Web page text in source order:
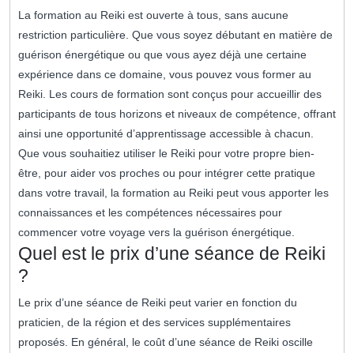
La formation au Reiki est ouverte à tous, sans aucune
restriction particulière. Que vous soyez débutant en matière de
guérison énergétique ou que vous ayez déjà une certaine
expérience dans ce domaine, vous pouvez vous former au
Reiki. Les cours de formation sont conçus pour accueillir des
participants de tous horizons et niveaux de compétence, offrant
ainsi une opportunité d’apprentissage accessible à chacun.
Que vous souhaitiez utiliser le Reiki pour votre propre bien-
être, pour aider vos proches ou pour intégrer cette pratique
dans votre travail, la formation au Reiki peut vous apporter les
connaissances et les compétences nécessaires pour
commencer votre voyage vers la guérison énergétique.
Quel est le prix d’une séance de Reiki
?
Le prix d’une séance de Reiki peut varier en fonction du
praticien, de la région et des services supplémentaires
proposés. En général, le coût d’une séance de Reiki oscille